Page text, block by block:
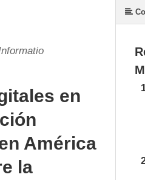
en
América
la